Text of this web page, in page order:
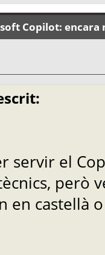
Copilot:
servir el
però
en castellà